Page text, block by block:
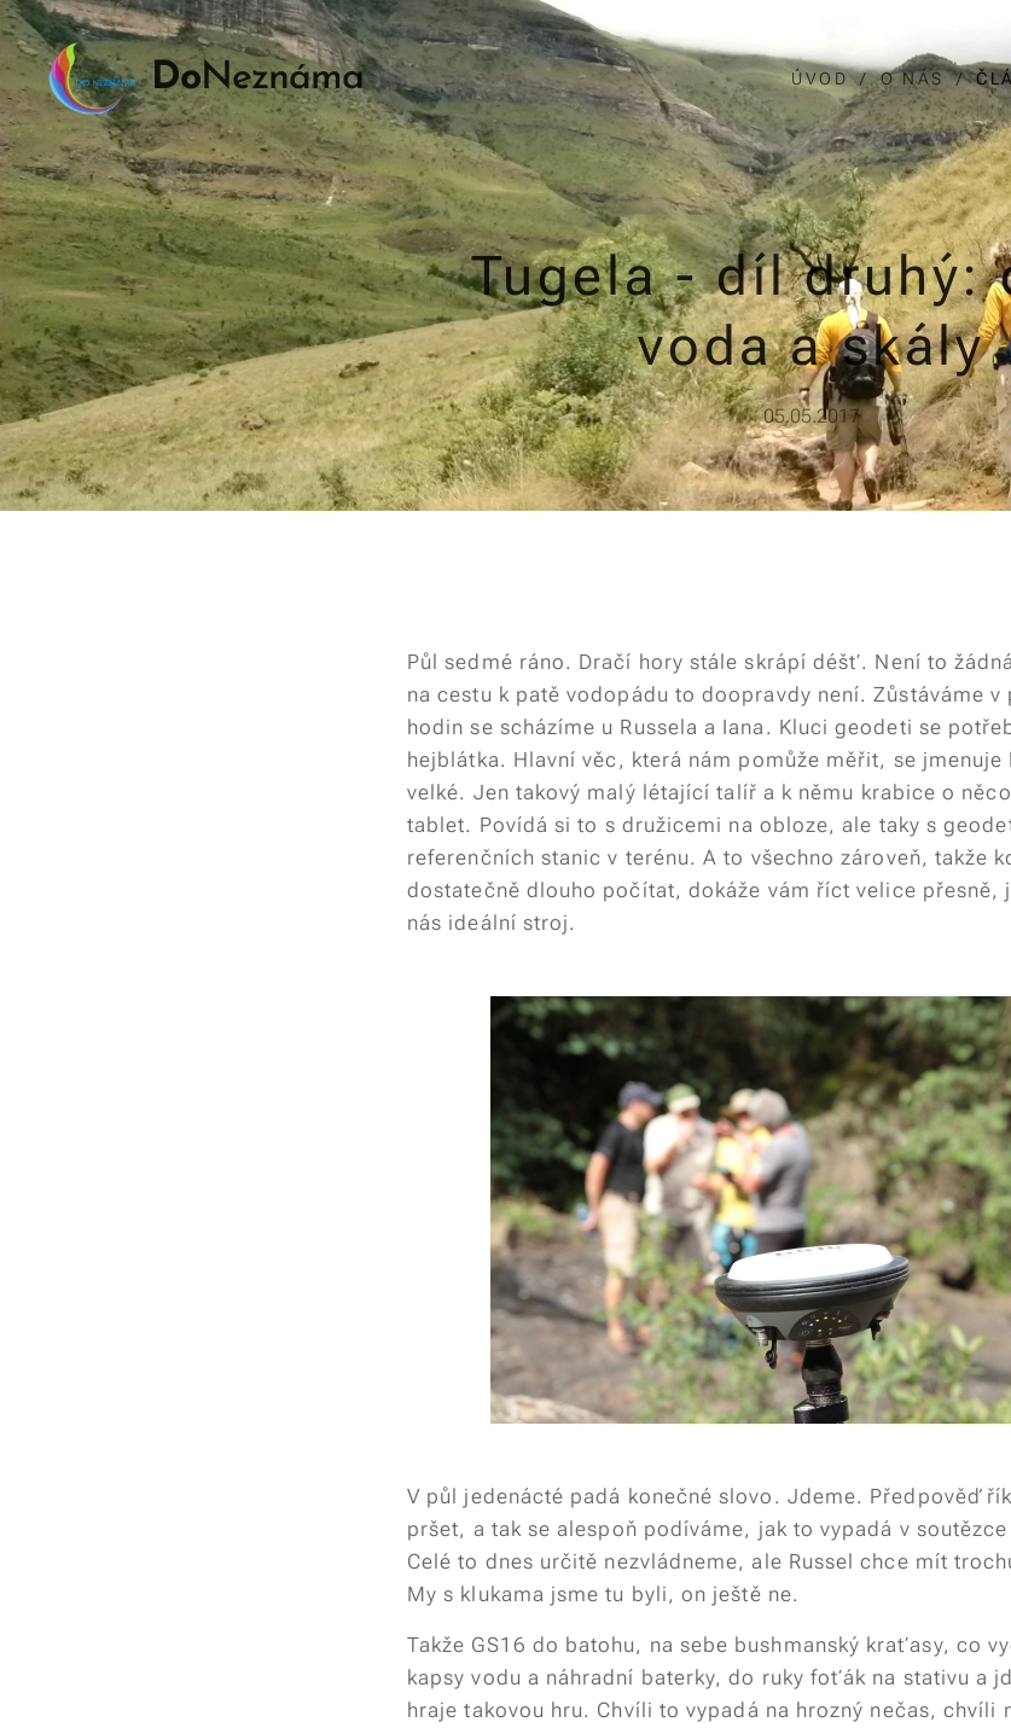
DoNeznáma ÚVOD O NÁS
Tugela - díl druhý:
voda a skály
05.05.2017
Půl sedmé ráno. Dračí hory stále skrápí déšť. Není to
na cestu k patě vodopádu to doopravdy není. Zůstáváme v
hodin se scházíme u Russela a Iana. Kluci geodeti se
hejblátka. Hlavní věc, která nám pomůže měřit, se jmenuje
velké. Jen takový malý létající talíř a k němu krabice o
tablet. Povídá si to s družicemi na obloze, ale taky s
referenčních stanic v terénu. A to všechno zároveň, takže
dostatečně dlouho počítat, dokáže vám říct velice přesně,
nás ideální stroj.
V půl jedenácté padá konečné slovo. Jdeme. Předpověď
pršet, a tak se alespoň podíváme, jak to vypadá v
Celé to dnes určitě nezvládneme, ale Russel chce mít
My s klukama jsme tu byli, on ještě ne.
Takže GS16 do batohu, na sebe bushmanský kraťasy, co
kapsy vodu a náhradní baterky, do ruky foťák na stativu a
hraje takovou hru. Chvíli to vypadá na hrozný nečas, chvíli